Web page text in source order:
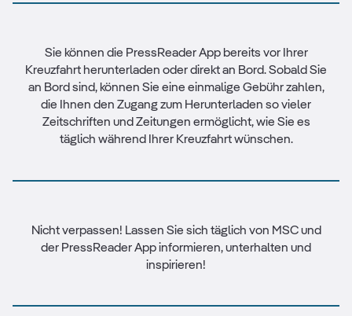
Sie können die PressReader App bereits vor Ihrer
Kreuzfahrt herunterladen oder direkt an Bord. Sobald Sie
an Bord sind, können Sie eine einmalige Gebühr zahlen,
die Ihnen den Zugang zum Herunterladen so vieler
Zeitschriften und Zeitungen ermöglicht, wie Sie es
täglich während Ihrer Kreuzfahrt wünschen.
Nicht verpassen! Lassen Sie sich täglich von MSC und
der PressReader App informieren, unterhalten und
inspirieren!